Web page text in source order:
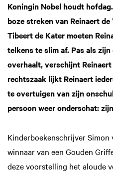
Koningin Nobel houdt
boze streken van Reinaert de
Tibeert de Kater moeten
telkens te slim af. Pas als
overhaalt, verschijnt
rechtszaak lijkt Reinaert
te overtuigen van zijn
persoon weer onderschat:
Kinderboekenschrijver Simon
winnaar van een Gouden
deze voorstelling het aloude